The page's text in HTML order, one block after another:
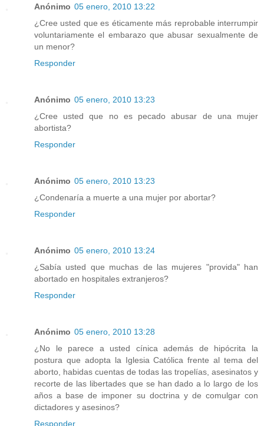
Anónimo 05 enero, 2010 13:22
¿Cree usted que es éticamente más reprobable interrumpir
voluntariamente el embarazo que abusar sexualmente de
un menor?
Responder
Anónimo 05 enero, 2010 13:23
¿Cree usted que no es pecado abusar de una mujer
abortista?
Responder
Anónimo 05 enero, 2010 13:23
¿Condenaría a muerte a una mujer por abortar?
Responder
Anónimo 05 enero, 2010 13:24
¿Sabía usted que muchas de las mujeres "provida" han
abortado en hospitales extranjeros?
Responder
Anónimo 05 enero, 2010 13:28
¿No le parece a usted cínica además de hipócrita la
postura que adopta la Iglesia Católica frente al tema del
aborto, habidas cuentas de todas las tropelías, asesinatos y
recorte de las libertades que se han dado a lo largo de los
años a base de imponer su doctrina y de comulgar con
dictadores y asesinos?
Responder